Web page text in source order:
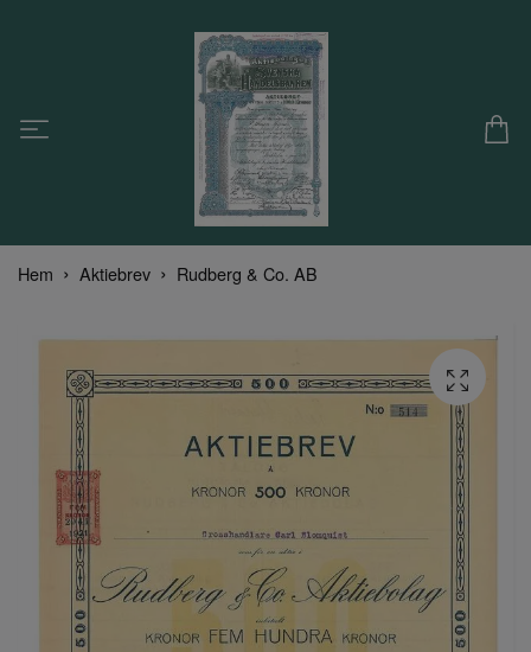
Hem Aktiebrev Rudberg & Co. AB